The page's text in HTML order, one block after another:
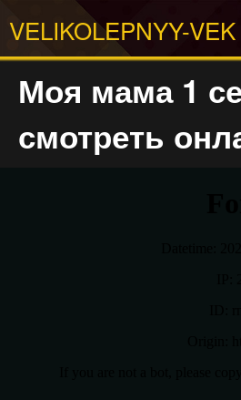
VELIKOLEPNYY-VEK
Моя мама 1
смотреть